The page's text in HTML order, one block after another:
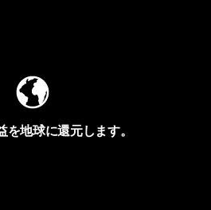
を地球に還元します。